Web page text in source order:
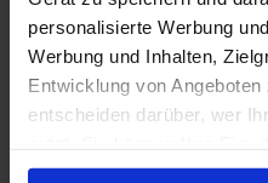
personalisierte Werbung
Werbung und Inhalten,
Entwicklung von
entscheiden darüber, wer
Cookie-Erklärung oder
auch dazu führen, dass
verpasst und in den
3,6 % erhält.
nicht, und sämtliche